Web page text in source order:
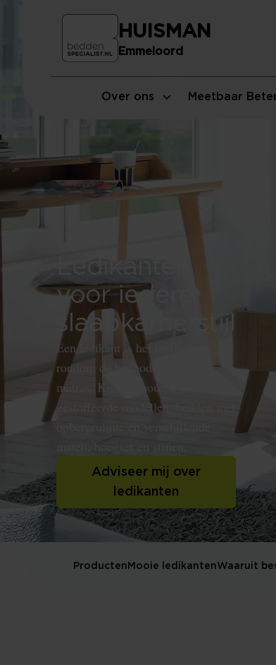
Over ons Meetbaar
HUISMAN
Emmeloord
Ledikanten
voor iedere
slaapkamerstijl
Een ledikant is het bedframe
rondom de bedbodem en het
matras. Kies uit houten en
gestoffeerde modellen, bedden met
maten, hoogtes en stijlen.
Adviseer mij over
ledikanten
Producten Mooie ledikantenWaaruit